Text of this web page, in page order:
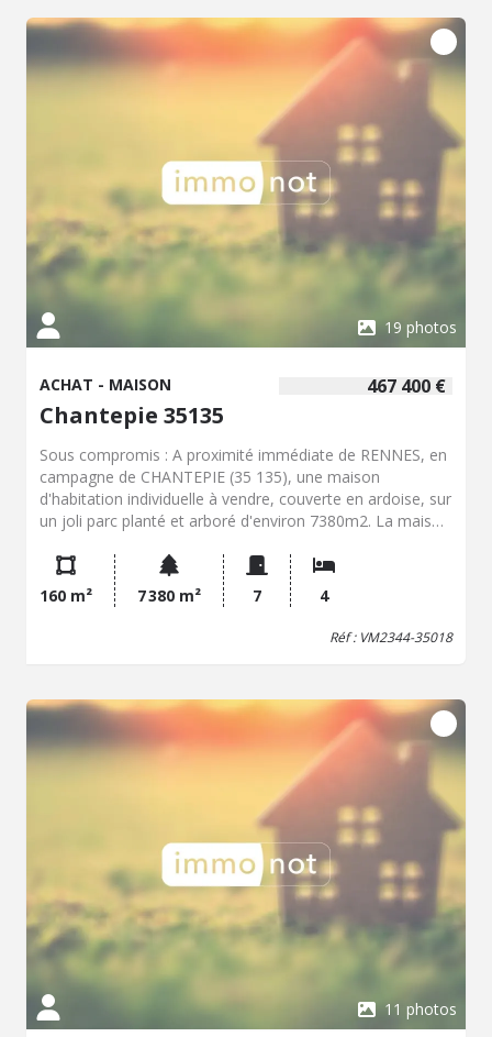
19 photos
467 400 €
ACHAT - MAISON
Chantepie 35135
Sous compromis : A proximité immédiate de RENNES, en
campagne de CHANTEPIE (35 135), une maison
d'habitation individuelle à vendre, couverte en ardoise, sur
un joli parc planté et arboré d'environ 7380m2. La maison
une salle de bains attenante, un wc, un salon-séjour avec
cheminée, une cuisine aménagée et équipée (et office)
ouvrant sur une véranda orientée Sud et Ouest. A l'étage:
palier-dégagement, trois chambres (une sur balcon), un
banché). Terrasse en bois et pergola vers l'Ouest avec
piscine chauffée (PAC). Un petit chalet indépendant à
l'arrière (séjour/kitchenette, salle d'eau/wc; couchage en
mezzanine). Zone Agricole du PLUi. Bel environnement.
Honoraires inclus de 3.87% TTC à la charge de
l'acquéreur. Prix hors honoraires 450 000 €. Classe
énergie C, Classe climat C Montant estimé des dépenses
annuelles d'énergie pour un usage standard : entre
1910.00 € et 2650.00 € sur les années 2021, 2022 et 2023
(abonnements compris). Les informations sur les risques
auxquels ce bien est exposé sont disponibles sur le site
Géorisques : georisques.gouv.fr.
160 m² 7 380 m² 7 4
Réf : VM2344-35018
11 photos